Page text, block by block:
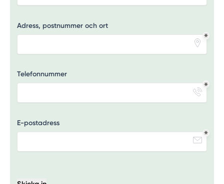
Adress, postnummer och ort
Telefonnummer
E-postadress